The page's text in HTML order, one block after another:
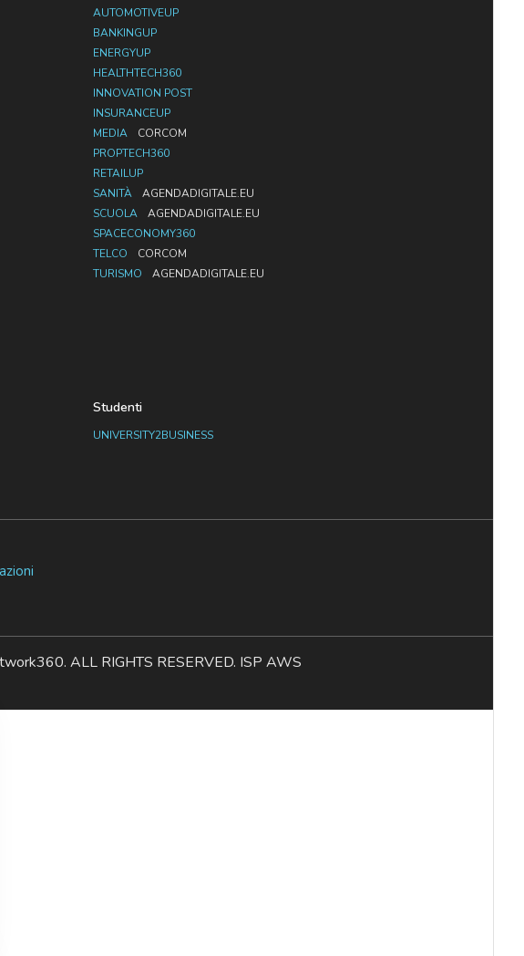
AUTOMOTIVEUP
BANKINGUP
ENERGYUP
HEALTHTECH360
INNOVATION POST
INSURANCEUP
MEDIA
CORCOM
PROPTECH360
RETAILUP
SANITÀ
AGENDADIGITALE.EU
SCUOLA
AGENDADIGITALE.EU
SPACECONOMY360
TELCO
CORCOM
TURISMO
AGENDADIGITALE.EU
Studenti
UNIVERSITY2BUSINESS
ALL RIGHTS RESERVED. ISP AWS